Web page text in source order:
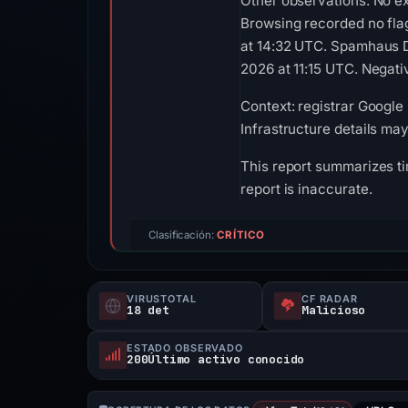
Browsing recorded no
at 14:32 UTC.
2026 at 11:15 UTC.
Context: registrar Google
Infrastructure details
This report summarizes
report is inaccurate.
Clasificación: CRÍTICO
VIRUSTOTAL
18 det
CF RADAR
Malicioso
ESTADO OBSERVADO
200Último activo conocido